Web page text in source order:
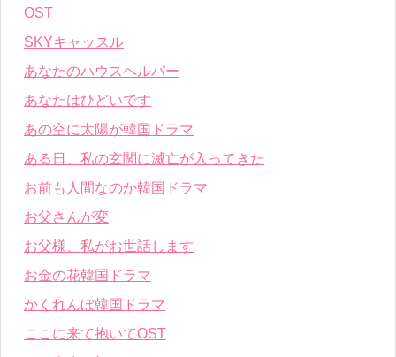
OST
SKYキャッスル
あなたのハウスヘルパー
あなたはひどいです
あの空に太陽が韓国ドラマ
ある日、私の玄関に滅亡が入ってきた
お前も人間なのか韓国ドラマ
お父さんが変
お父様、私がお世話します
お金の花韓国ドラマ
かくれんぼ韓国ドラマ
ここに来て抱いてOST